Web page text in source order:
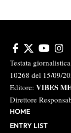
Testata giornalistica
10268 del 15/09/
Editore: VIBES
Direttore
HOME
ENTRY LIST